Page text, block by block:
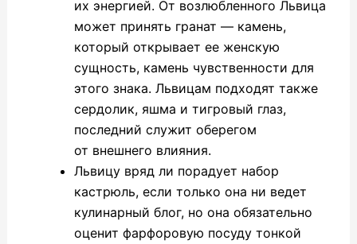
их энергией. От возлюбленного Львица
может принять гранат — камень,
который открывает ее женскую
сущность, камень чувственности для
этого знака. Львицам подходят также
сердолик, яшма и тигровый глаз,
последний служит оберегом
от внешнего влияния.
Львицу вряд ли порадует набор
кастрюль, если только она ни ведет
кулинарный блог, но она обязательно
оценит фарфоровую посуду тонкой